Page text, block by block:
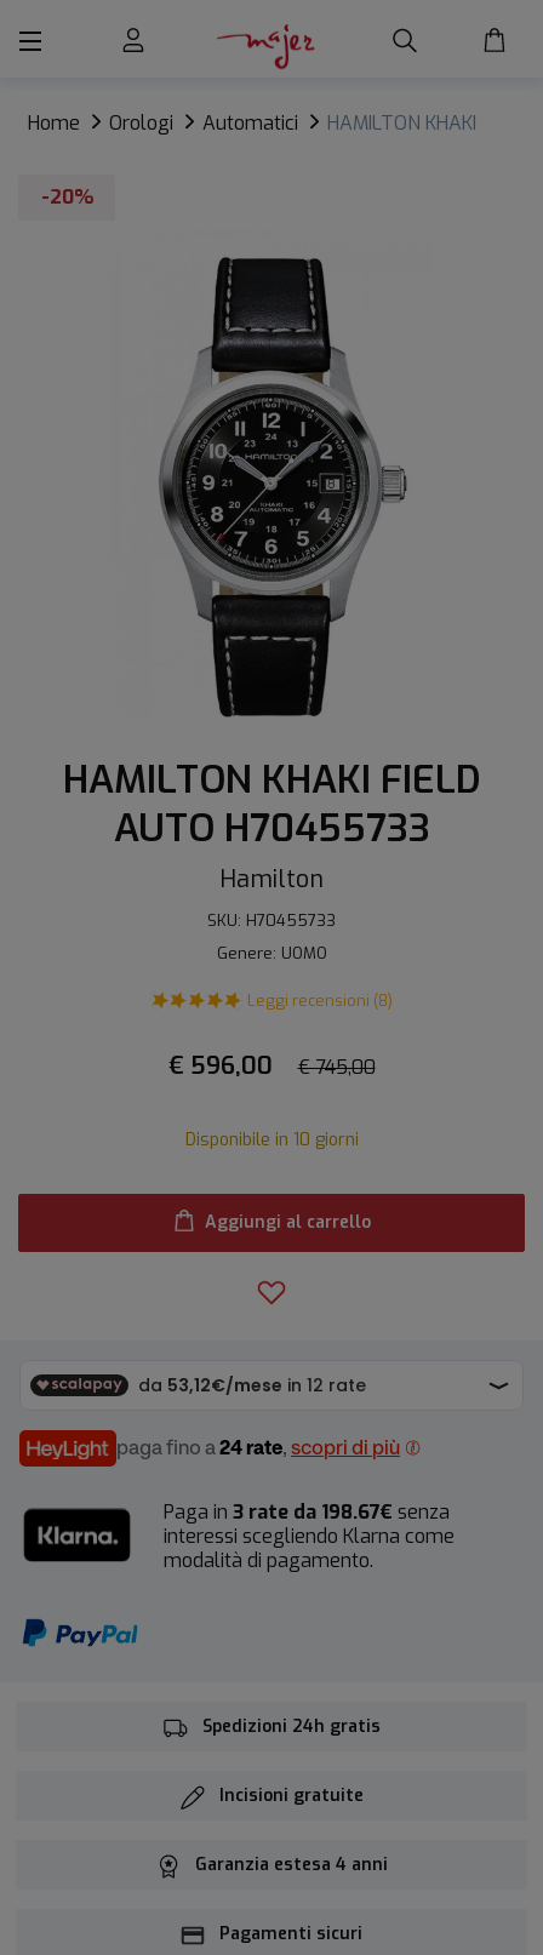
Home Orologi Automatici
HAMILTON KHAKI
-20%
HAMILTON KHAKI FIELD
AUTO H70455733
Hamilton
SKU: H70455733
Genere: UOMO
Leggi recensioni (8)
€ 596,00 € 745,00
Disponibile in 10 giorni
Aggiungi al carrello
paga fino a 24 rate, scopri di più
Paga in 3 rate da 198.67€ senza
interessi scegliendo Klarna come
modalità di pagamento.
Spedizioni 24h gratis
Incisioni gratuite
Garanzia estesa 4 anni
Pagamenti sicuri